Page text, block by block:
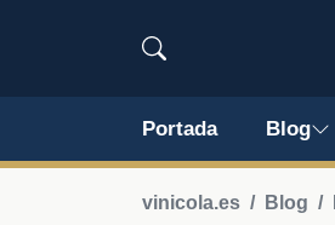
Portada Blog
vinicola.es Blog